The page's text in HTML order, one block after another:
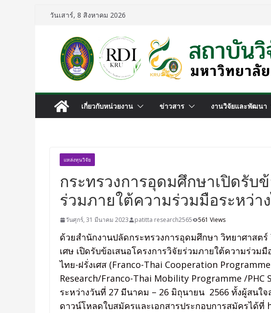
วันเสาร์, 8 สิงหาคม 2026
เกี่ยวกับหน่วยงาน ข่าวสาร งานวิจัยและพัฒนา
แหล่งทุนวิจัย
กระทรวงการอุดมศึกษาเปิดรับ
ร่วมภายใต้ความร่วมมือระหว่า
วันศุกร์, 31 มีนาคม 2023 patitta research2565 561 Views
ด้วยสำนักงานปลัดกระทรวงการอุดมศึกษา วิทยาศาสต
เศษ เปิดรับข้อเสนอโครงการวิจัยร่วมภายใต้ความร่วม
ไทย-ฝรั่งเศส (Franco-Thai Cooperation
Research/Franco-Thai Mobility Programme /PHC
ระหว่างวันที่ 27 มีนาคม – 26 มิถุนายน 2566 ทั้งผู้สนใจ
ดาวน์โหลดใบสมัครและเอกสารประกอบการสมัครได้ที่